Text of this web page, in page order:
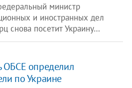
министр
и иностранных дел
снова посетит Украину…
ОБСЕ определил
по Украине